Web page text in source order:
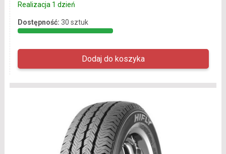
Realizacja 1 dzień
Dostępność: 30 sztuk